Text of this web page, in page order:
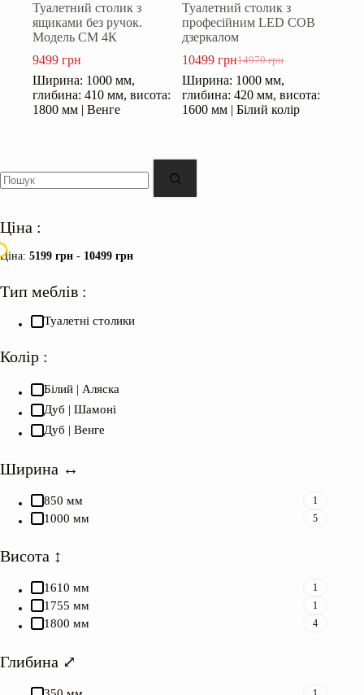
Туалетний столик з
ящиками без ручок.
Модель СМ 4К
9499 грн
Ширина: 1000 мм,
глибина: 410 мм, висота:
1800 мм | Венге
Туалетний столик з
професійним LED COB
дзеркалом
14970грн
Оригінальна
ціна:
14970 грн.
10499грнПоточна
ціна:
10499 грн.
Ширина: 1000 мм,
глибина: 420 мм, висота:
1600 мм | Білий колір
Ціна :
Ціна: 5199 грн - 10499 грн
Тип меблів :
Туалетні столики
Колір :
Білий | Аляска
Дуб | Шамоні
Дуб | Венге
Ширина ↔︎
850 мм 1
1000 мм 5
Висота ↕︎
1610 мм 1
1755 мм 1
1800 мм 4
Глибина ⤢